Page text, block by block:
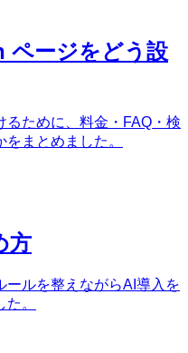
ページをどう設
ために、料金・FAQ・検
まとめました。
方
ールを整えながらAI導入を
。